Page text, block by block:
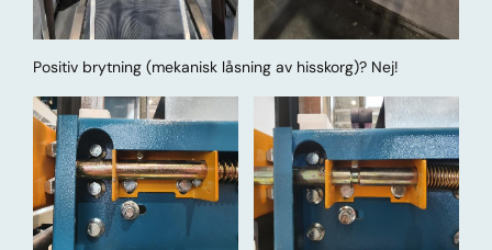
Positiv brytning (mekanisk låsning av hisskorg)? Nej!